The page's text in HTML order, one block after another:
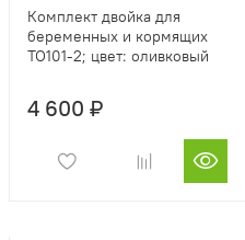
Комплект двойка для
беременных и кормящих
TO101-2; цвет: оливковый
4 600 ₽